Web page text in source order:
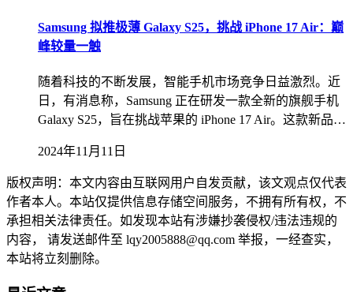
Samsung 拟推极薄 Galaxy S25，挑战 iPhone 17 Air：巅
峰较量一触
随着科技的不断发展，智能手机市场竞争日益激烈。近
日，有消息称，Samsung 正在研发一款全新的旗舰手机
Galaxy S25，旨在挑战苹果的 iPhone 17 Air。这款新品…
2024年11月11日
版权声明：本文内容由互联网用户自发贡献，该文观点仅代表
作者本人。本站仅提供信息存储空间服务，不拥有所有权，不
承担相关法律责任。如发现本站有涉嫌抄袭侵权/违法违规的
内容， 请发送邮件至 lqy2005888@qq.com 举报，一经查实，
本站将立刻删除。